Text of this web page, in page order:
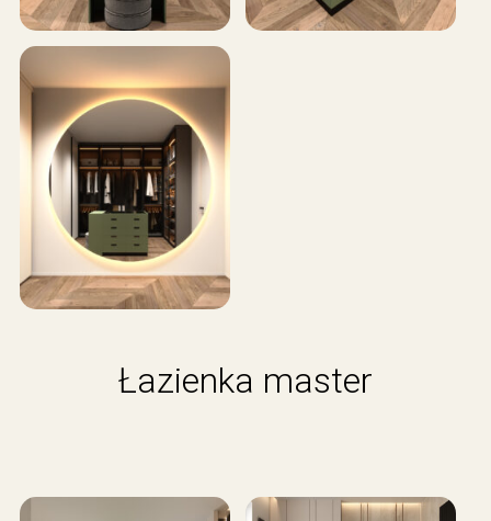
Łazienka master